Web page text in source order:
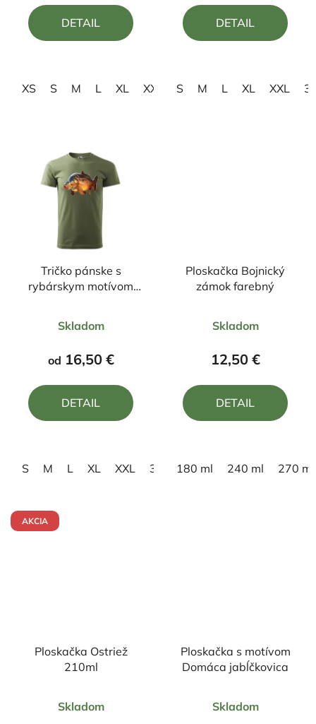
4,8
z
DETAIL
XS S M L XL XXL 3XL 4XL
5,0
z
DETAIL
S M L XL XXL
Tričko pánske s
rybárskym motívom
hodnotenie
produktu
je
z
Skladom
od 16,50 €
DETAIL
S M L XL XXL 3XL 4XL
Ploskačka Bojnický
zámok farebný
hodnotenie
produktu
z
Skladom
12,50 €
DETAIL
180 ml 240 ml 270 ml
AKCIA
Ploskačka Ostriež
210ml
hodnotenie
Skladom
Ploskačka s motívom
Domáca jabĺčkovica
hodnotenie
Skladom